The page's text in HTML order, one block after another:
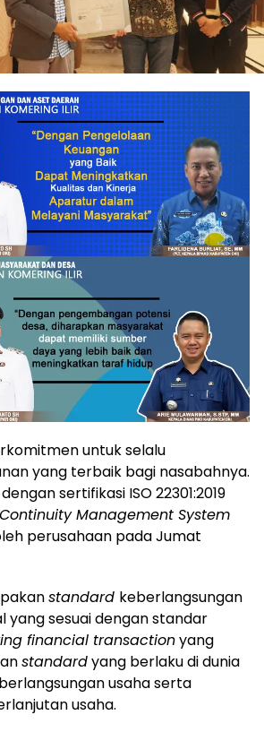
untuk selalu
yang terbaik bagi nasabahnya.
sertifikasi ISO 22301:2019
Management System
perusahaan pada Jumat
standard keberlangsungan
yang sesuai dengan standar
financial transactionyang
standardyang berlaku di dunia
usaha serta
usaha.